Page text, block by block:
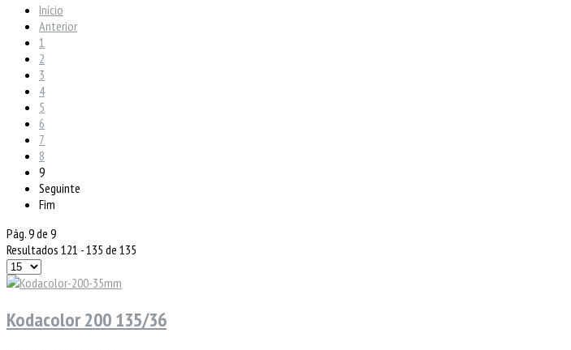
Início
Anterior
1
2
3
4
5
6
7
8
9
Seguinte
Fim
Pág. 9 de 9
Resultados 121 - 135 de 135
Kodacolor 200 135/36